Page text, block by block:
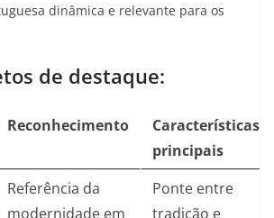
dinâmica e relevante para os
de destaque:
Reconhecimento
Características
principais
Referência da
modernidade em
Ponte entre
tradição e